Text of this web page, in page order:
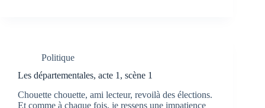
Politique
Les départementales, acte 1, scène 1
Chouette chouette, ami lecteur, revoilà des élections.
Et comme à chaque fois, je ressens une impatience